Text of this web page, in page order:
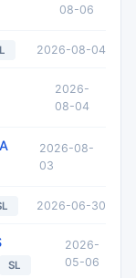
08-06
2026-08-04
2026-
08-04
2026-08-
03
2026-06-30
SL
2026-
05-06